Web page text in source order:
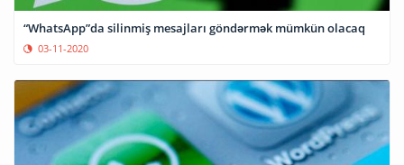
“WhatsApp”da silinmiş mesajları göndərmək mümkün olacaq
03-11-2020